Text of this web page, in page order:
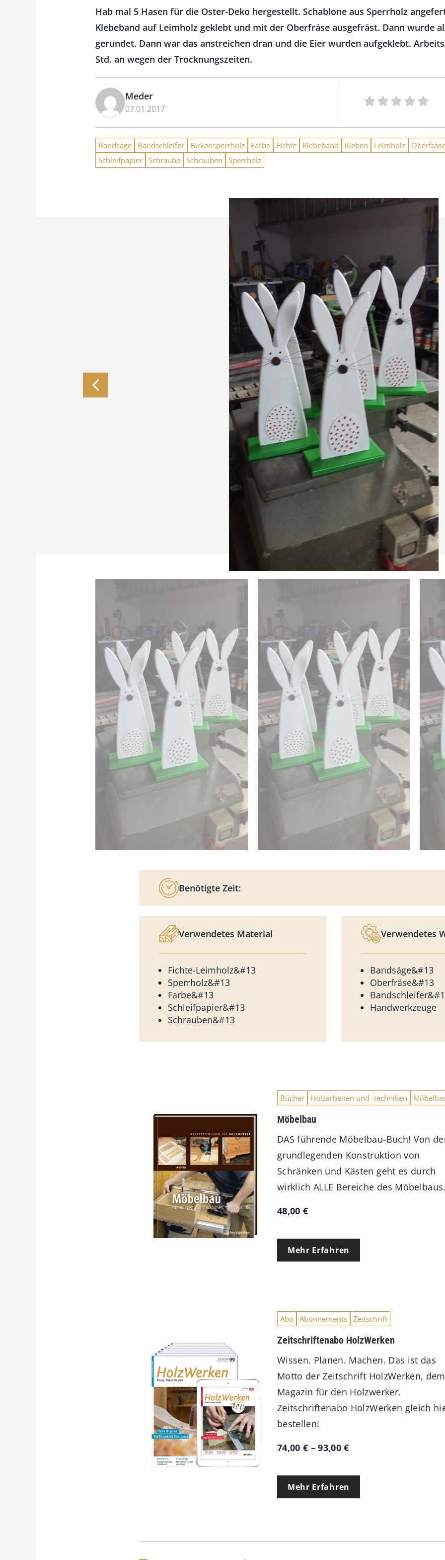
Hab mal 5 Hasen für die Oster-Deko hergestellt. Schablone aus Sperrholz
Klebeband auf Leimholz geklebt und mit der Oberfräse ausgefräst. Dann wurde
gerundet. Dann war das anstreichen dran und die Eier wurden aufgeklebt.
Std. an wegen der Trocknungszeiten.
Meder
07.01.2017
Bandsäge Bandschleifer Birkensperrholz Farbe Fichte Klebeband Kleben Leimholz
Oberfräse
Schleifpapier Schraube Schrauben Sperrholz
Benötigte Zeit:
Verwendetes Material
Fichte-Leimholz&#13
Sperrholz&#13
Farbe&#13
Schleifpapier&#13
Schrauben&#13
Verwendetes
Bandsäge&#13
Oberfräse&#13
Handwerkzeuge
Bücher Holzarbeiten und -techniken
Möbelbau
DAS führende Möbelbau-Buch! Von
grundlegenden Konstruktion von
Schränken und Kästen geht es durch
wirklich ALLE Bereiche des
48,00 €
Mehr Erfahren
Abo Abonnements Zeitschrift
Zeitschriftenabo HolzWerken
Wissen. Planen. Machen. Das ist das
Motto der Zeitschrift HolzWerken, dem
Magazin für den Holzwerker.
Zeitschriftenabo HolzWerken gleich
bestellen!
74,00 € –93,00€P
e
p
Mehr Erfahren